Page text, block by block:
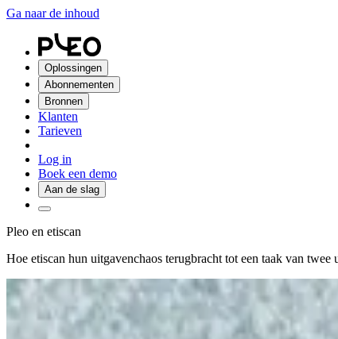
Ga naar de inhoud
Oplossingen
Abonnementen
Bronnen
Klanten
Tarieven
Log in
Boek een demo
Aan de slag
Pleo en etiscan
Hoe etiscan hun uitgavenchaos terugbracht tot een taak van twee